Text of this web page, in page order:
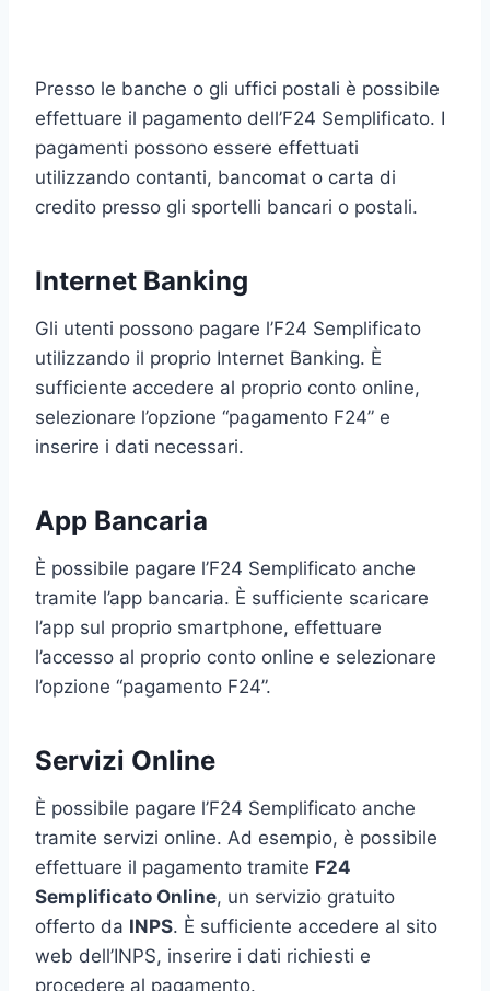
Presso le banche o gli uffici postali è possibile
effettuare il pagamento dell’F24 Semplificato. I
pagamenti possono essere effettuati
utilizzando contanti, bancomat o carta di
credito presso gli sportelli bancari o postali.
Internet Banking
Gli utenti possono pagare l’F24 Semplificato
utilizzando il proprio Internet Banking. È
sufficiente accedere al proprio conto online,
selezionare l’opzione “pagamento F24” e
inserire i dati necessari.
App Bancaria
È possibile pagare l’F24 Semplificato anche
tramite l’app bancaria. È sufficiente scaricare
l’app sul proprio smartphone, effettuare
l’accesso al proprio conto online e selezionare
l’opzione “pagamento F24”.
Servizi Online
È possibile pagare l’F24 Semplificato anche
tramite servizi online. Ad esempio, è possibile
effettuare il pagamento tramite F24
Semplificato Online, un servizio gratuito
offerto da INPS. È sufficiente accedere al sito
web dell’INPS, inserire i dati richiesti e
procedere al pagamento.